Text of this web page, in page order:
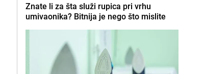
Znate li za šta služi rupica pri vrhu
umivaonika? Bitnija je nego što mislite